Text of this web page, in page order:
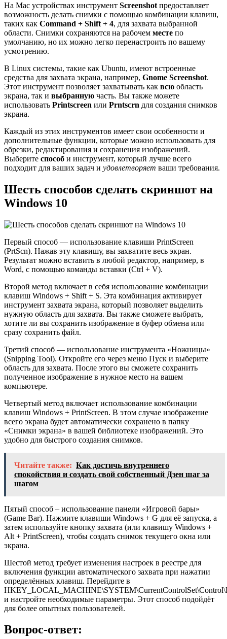
На Mac устройствах инструмент Screenshot предоставляет
возможность делать снимки с помощью комбинации клавиш,
таких как Command + Shift + 4, для захвата выбранной
области. Снимки сохраняются на рабочем месте по
умолчанию, но их можно легко перенастроить по вашему
усмотрению.
В Linux системы, такие как Ubuntu, имеют встроенные
средства для захвата экрана, например, Gnome Screenshot.
Этот инструмент позволяет захватывать как всю область
экрана, так и выбранную часть. Вы также можете
использовать Printscreen или Prntscrn для создания снимков
экрана.
Каждый из этих инструментов имеет свои особенности и
дополнительные функции, которые можно использовать для
обрезки, редактирования и сохранения изображений.
Выберите способ и инструмент, который лучше всего
подходит для ваших задач и удовлетворяет ваши требования.
Шесть способов сделать скриншот на
Windows 10
Первый способ — использование клавиши PrintScreen
(PrtScn). Нажав эту клавишу, вы захватите весь экран.
Результат можно вставить в любой редактор, например, в
Word, с помощью команды вставки (Ctrl + V).
Второй метод включает в себя использование комбинации
клавиш Windows + Shift + S. Эта комбинация активирует
инструмент захвата экрана, который позволяет выделить
нужную область для захвата. Вы также сможете выбрать,
хотите ли вы сохранить изображение в буфер обмена или
сразу сохранить файл.
Третий способ — использование инструмента «Ножницы»
(Snipping Tool). Откройте его через меню Пуск и выберите
область для захвата. После этого вы сможете сохранить
полученное изображение в нужное место на вашем
компьютере.
Четвертый метод включает использование комбинации
клавиш Windows + PrintScreen. В этом случае изображение
всего экрана будет автоматически сохранено в папку
«Снимки экрана» в вашей библиотеке изображений. Это
удобно для быстрого создания снимков.
Читайте также: Как достичь внутреннего
спокойствия и создать свой собственный Дзен шаг за
шагом
Пятый способ – использование панели «Игровой бары»
(Game Bar). Нажмите клавиши Windows + G для её запуска, а
затем используйте кнопку захвата (или клавишу Windows +
Alt + PrintScreen), чтобы создать снимок текущего окна или
экрана.
Шестой метод требует изменения настроек в реестре для
включения функции автоматического захвата при нажатии
определённых клавиш. Перейдите в
и настройте необходимые параметры. Этот способ подойдёт
для более опытных пользователей.
Вопрос-ответ: